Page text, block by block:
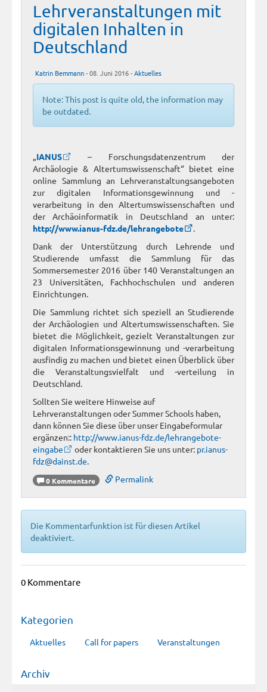
Lehrveranstaltungen mit
digitalen Inhalten in
Deutschland
Katrin Bemmann- 08. Juni 2016 -Aktuelles
Note: This post is quite old, the information may
be outdated.
„IANUS
– Forschungsdatenzentrum der
Archäologie & Altertumswissenschaft“ bietet eine
online Sammlung an Lehrveranstaltungsangeboten
zur digitalen Informationsgewinnung und -
verarbeitung in den Altertumswissenschaften und
der Archäoinformatik in Deutschland an unter:
http://www.ianus-fdz.de/lehrangebote
.
Dank der Unterstützung durch Lehrende und
Studierende umfasst die Sammlung für das
Sommersemester 2016 über 140 Veranstaltungen an
23 Universitäten, Fachhochschulen und anderen
Einrichtungen.
Die Sammlung richtet sich speziell an Studierende
der Archäologien und Altertumswissenschaften. Sie
bietet die Möglichkeit, gezielt Veranstaltungen zur
digitalen Informationsgewinnung und -verarbeitung
ausfindig zu machen und bietet einen Überblick über
die Veranstaltungsvielfalt und -verteilung in
Deutschland.
Sollten Sie weitere Hinweise auf
Lehrveranstaltungen oder Summer Schools haben,
dann können Sie diese über unser Eingabeformular
ergänzen:: http://www.ianus-fdz.de/lehrangebote-
eingabe
oder kontaktieren Sie uns unter: pr.ianus-
fdz@dainst.de.
0 Kommentare Permalink
Die Kommentarfunktion ist für diesen Artikel
deaktiviert.
0 Kommentare
Kategorien
Aktuelles Call for papers Veranstaltungen
Archiv